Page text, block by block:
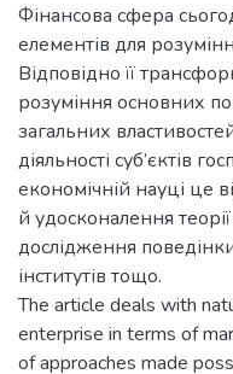
Фінансова сфера
елементів для
Відповідно її
розуміння основних
загальних
діяльності суб’єктів
економічній науці це
й удосконалення
дослідження
інститутів тощо.
The article deals with
enterprise in terms of
of approaches made